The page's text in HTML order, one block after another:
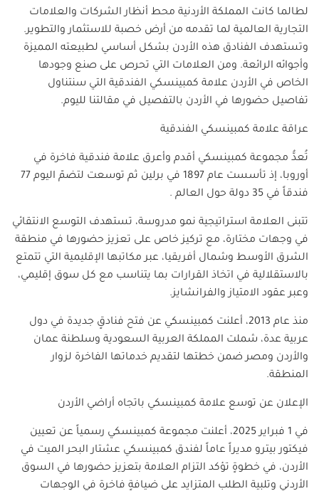
لطالما كانت المملكة الأردنية محط أنظار الشركات والعلامات
التجارية العالمية لما تقدمه من أرض خصبة للاستثمار والتطوير.
وتستهدف الفنادق هذه الأردن بشكل أساسي لطبيعته المميزة
وأجوائه الرائعة. ومن العلامات التي تحرص على صنع وجودها
الخاص في الأردن علامة كمبينسكي الفندقية التي سنتناول
تفاصيل حضورها في الأردن بالتفصيل في مقالتنا لليوم.
عراقة علامة كمبينسكي الفندقية
تُعدُّ مجموعة كمبينسكي أقدم وأعرق علامة فندقية فاخرة في
أوروبا، إذ تأسست عام 1897 في برلين ثم توسعت لتضمّ اليوم 77
فندقاً في 35 دولة حول العالم .
تتبنى العلامة استراتيجية نمو مدروسة، تستهدف التوسع الانتقائي
في وجهات مختارة، مع تركيز خاص على تعزيز حضورها في منطقة
الشرق الأوسط وشمال أفريقيا، عبر مكاتبها الإقليمية التي تتمتع
بالاستقلالية في اتخاذ القرارات بما يتناسب مع كل سوق إقليمي،
وعبر عقود الامتياز والفرانشايز.
منذ عام 2013، أعلنت كمبينسكي عن فتح فنادقٍ جديدة في دول
عربية عدة، شملت المملكة العربية السعودية وسلطنة عمان
والأردن ومصر ضمن خطتها لتقديم خدماتها الفاخرة لزوار
المنطقة.
الإعلان عن توسع علامة كمبينسكي باتجاه أراضي الأردن
في 1 فبراير 2025، أعلنت مجموعة كمبينسكي رسمياً عن تعيين
فيكتور بيترو مديراً عاماً لفندق كمبينسكي عشتار البحر الميت في
الأردن، في خطوةٍ تؤكد التزام العلامة بتعزيز حضورها في السوق
الأردني وتلبية الطلب المتزايد على ضيافةٍ فاخرة في الوجهات